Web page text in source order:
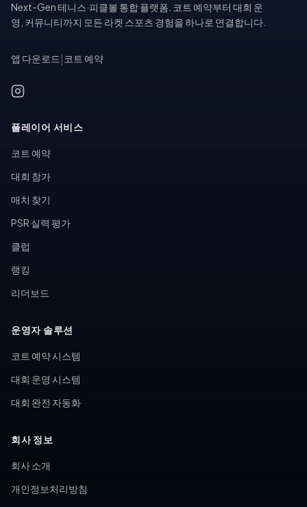
Next-Gen 테니스·피클볼 통합 플랫폼. 코트 예약부터 대회 운
영, 커뮤니티까지 모든 라켓 스포츠 경험을 하나로 연결합니다.
앱 다운로드 코트 예약
플레이어 서비스
코트 예약
대회 참가
매치 찾기
PSR 실력 평가
클럽
랭킹
리더보드
운영자 솔루션
코트 예약 시스템
대회 운영 시스템
대회 완전 자동화
회사 정보
회사 소개
개인정보처리방침